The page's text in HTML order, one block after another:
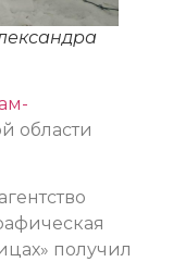
области
получил